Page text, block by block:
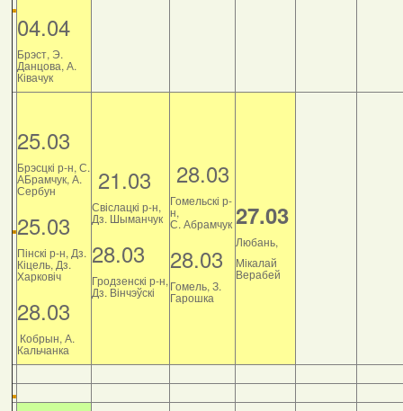
04.04
Брэст, Э.
Данцова, А.
Ківачук
25.03
Брэсцкі р-н, С.
АБрамчук, А.
Сербун
25.03
Пінскі р-н, Дз.
Кіцель, Дз.
Харковіч
28.03
Кобрын, А.
Кальчанка
21.03
Свіслацкі р-н,
Дз. Шыманчук
28.03
Гродзенскі р-н,
Дз. Вінчэўскі
28.03
Гомельскі р-
н,
С. Абрамчук
28.03
Гомель, З.
Гарошка
27.03
Любань,
Мікалай
Верабей